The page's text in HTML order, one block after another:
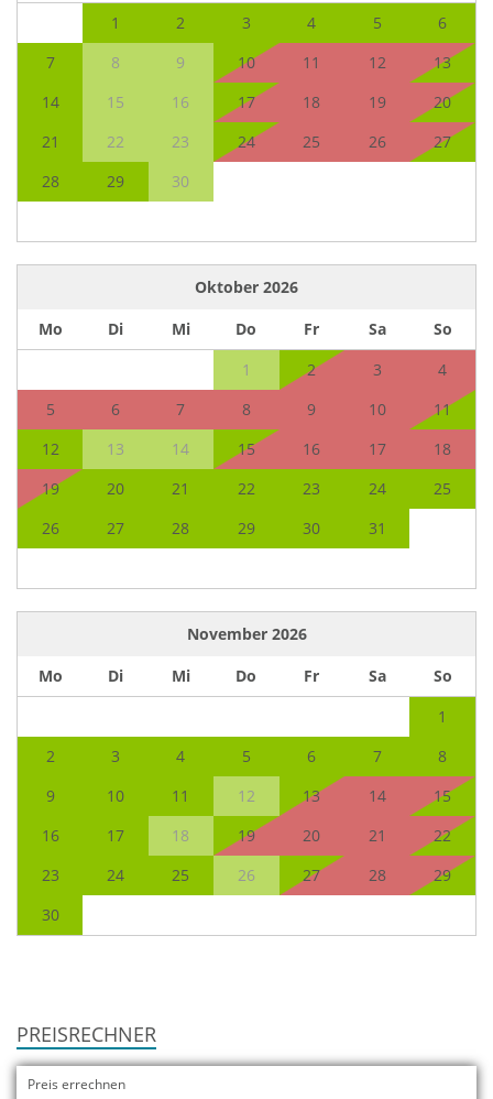
1
2 3 4 5
6
7
8 9 10 11 12
13
14
15 16 17 18 19
20
21
22 23 24 25 26
27
28
29 30
Oktober 2026
Mo
Di Mi Do Fr Sa
So
1
2 3
4
5
6 7 8 9 10
11
12
13 14 15 16 17
18
19
20 21 22 23 24
25
26
27 28 29 30 31
November 2026
Mo
Di Mi Do Fr Sa
So
1
2
3 4 5 6 7
8
9
10 11 12 13 14
15
16
17 18 19 20 21
22
23
24 25 26 27 28
29
30
PREISRECHNER
Preis errechnen